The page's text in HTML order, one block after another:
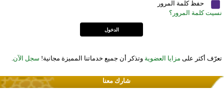
حفظ كلمة المرور
نسيت كلمة المرور؟
تعرّف أكثر على مزايا العضوية وتذكر أن جميع خدماتنا المميزة مجانية! سجل الآن.
شارك معنا